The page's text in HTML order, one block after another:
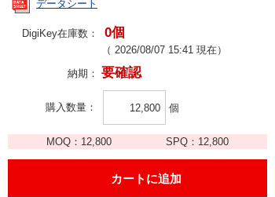
データシート
DigiKey在庫数： 0個
（ 2026/08/07 15:41 現在）
納期： 要確認
購入数量 個
MOQ： 12,800 SPQ： 12,800